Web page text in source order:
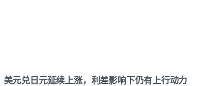
美元兑日元延续上涨，利差影响下仍有上行动力